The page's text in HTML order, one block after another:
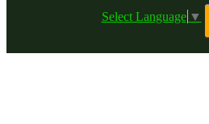
Select Language ▼